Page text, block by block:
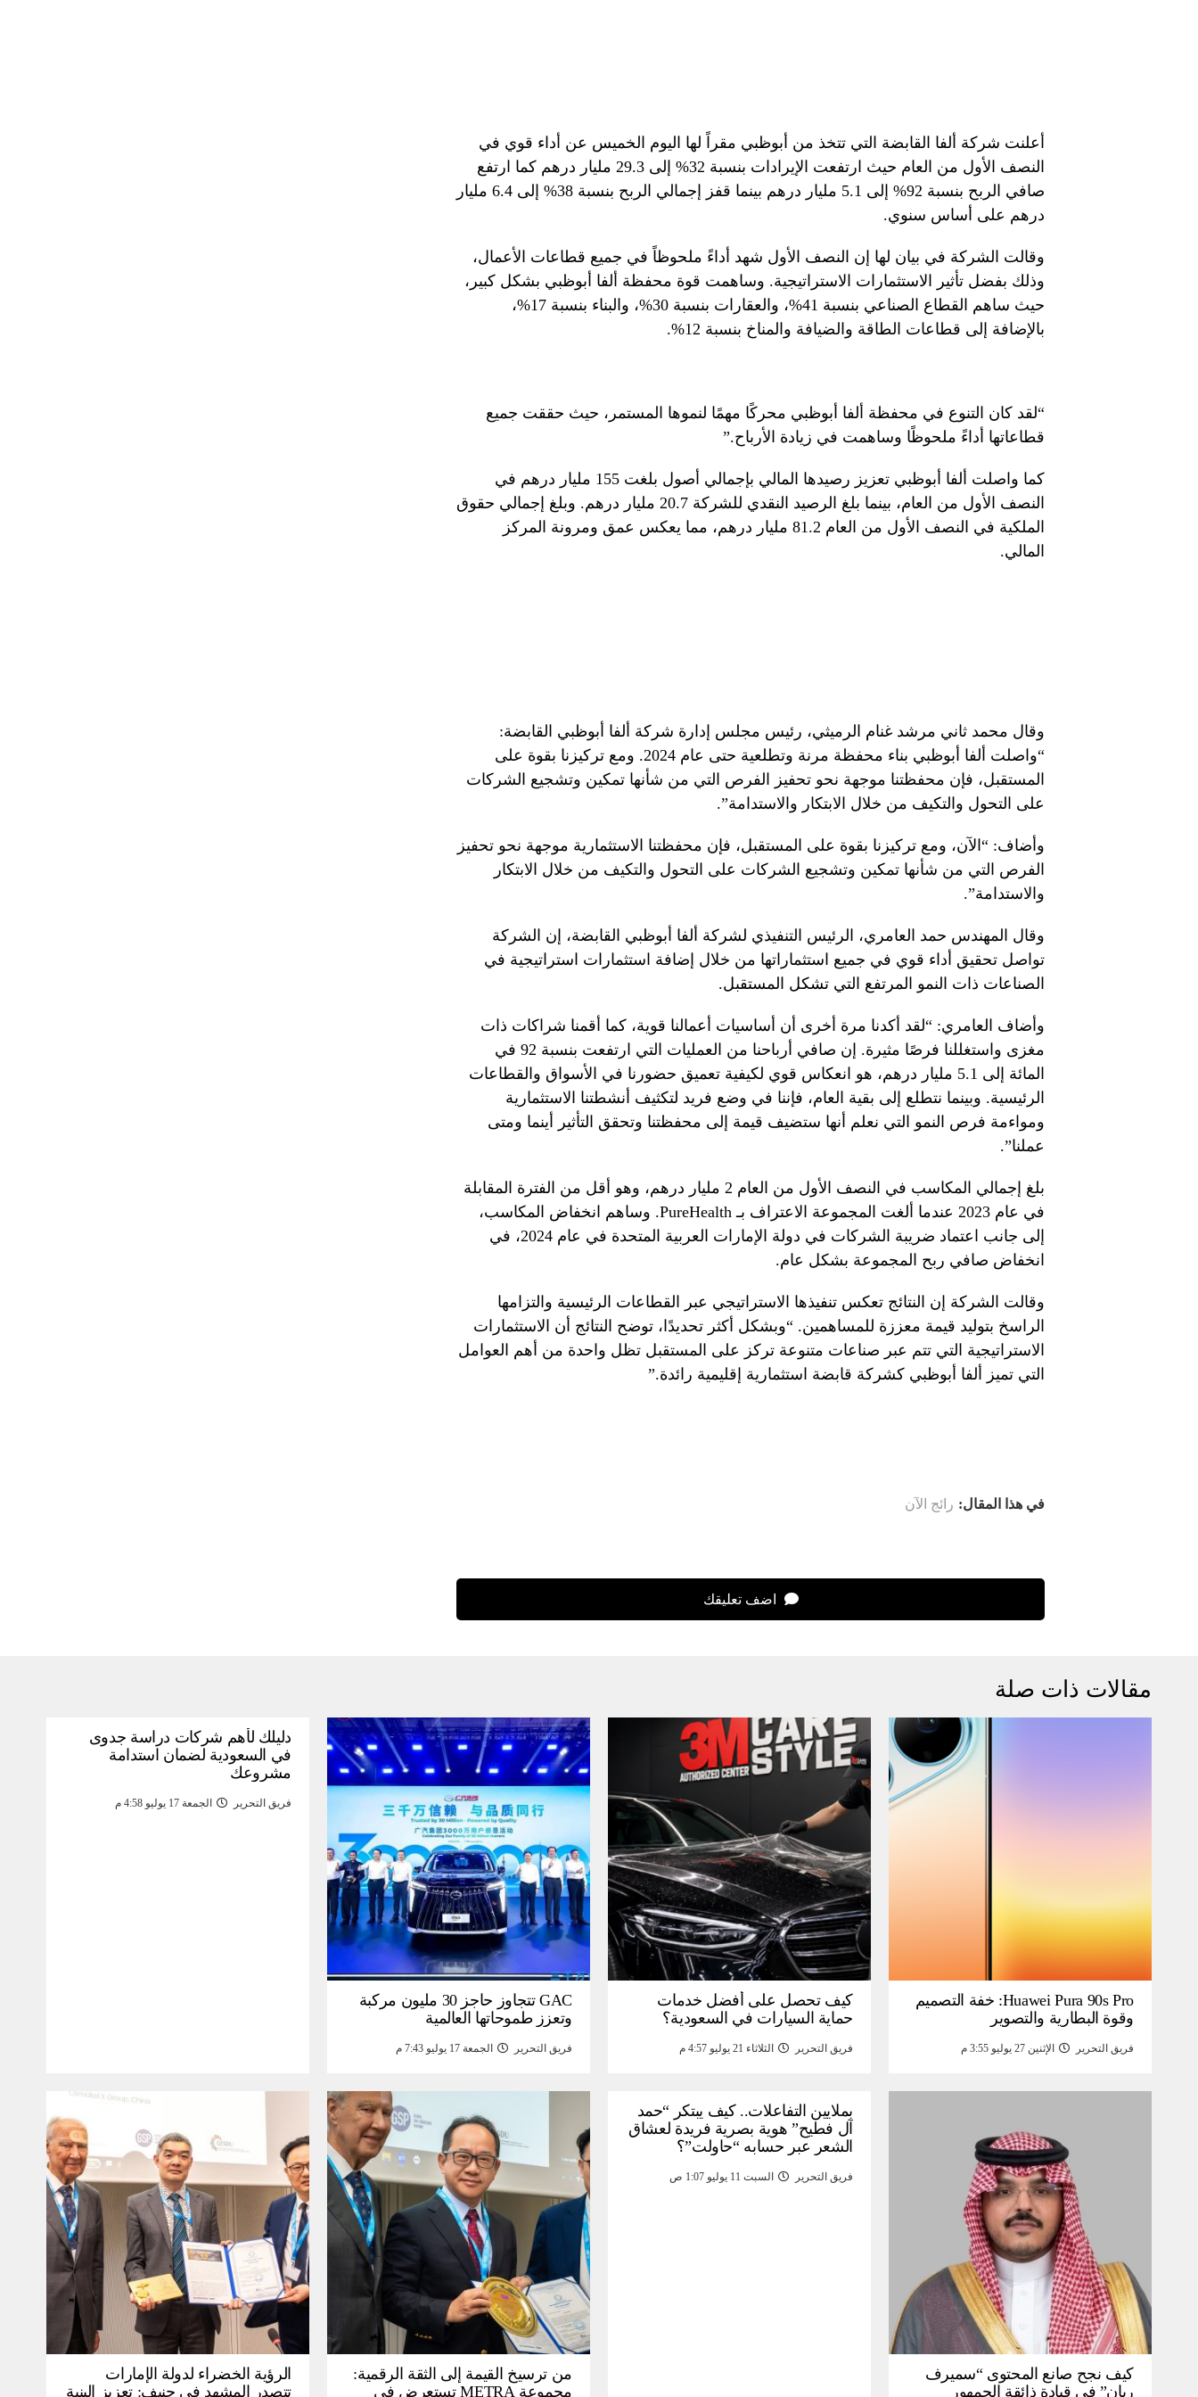
أعلنت شركة ألفا القابضة التي تتخذ من أبوظبي مقراً لها اليوم الخميس عن أداء قوي في
النصف الأول من العام حيث ارتفعت الإيرادات بنسبة 32% إلى 29.3 مليار درهم كما ارتفع
صافي الربح بنسبة 92% إلى 5.1 مليار درهم بينما قفز إجمالي الربح بنسبة 38% إلى 6.4 مليار
درهم على أساس سنوي.
وقالت الشركة في بيان لها إن النصف الأول شهد أداءً ملحوظاً في جميع قطاعات الأعمال،
وذلك بفضل تأثير الاستثمارات الاستراتيجية. وساهمت قوة محفظة ألفا أبوظبي بشكل كبير،
حيث ساهم القطاع الصناعي بنسبة 41%، والعقارات بنسبة 30%، والبناء بنسبة 17%،
بالإضافة إلى قطاعات الطاقة والضيافة والمناخ بنسبة 12%.
“لقد كان التنوع في محفظة ألفا أبوظبي محركًا مهمًا لنموها المستمر، حيث حققت جميع
قطاعاتها أداءً ملحوظًا وساهمت في زيادة الأرباح.”
كما واصلت ألفا أبوظبي تعزيز رصيدها المالي بإجمالي أصول بلغت 155 مليار درهم في
النصف الأول من العام، بينما بلغ الرصيد النقدي للشركة 20.7 مليار درهم. وبلغ إجمالي حقوق
الملكية في النصف الأول من العام 81.2 مليار درهم، مما يعكس عمق ومرونة المركز
المالي.
وقال محمد ثاني مرشد غنام الرميثي، رئيس مجلس إدارة شركة ألفا أبوظبي القابضة:
“واصلت ألفا أبوظبي بناء محفظة مرنة وتطلعية حتى عام 2024. ومع تركيزنا بقوة على
المستقبل، فإن محفظتنا موجهة نحو تحفيز الفرص التي من شأنها تمكين وتشجيع الشركات
على التحول والتكيف من خلال الابتكار والاستدامة”.
وأضاف: “الآن، ومع تركيزنا بقوة على المستقبل، فإن محفظتنا الاستثمارية موجهة نحو تحفيز
الفرص التي من شأنها تمكين وتشجيع الشركات على التحول والتكيف من خلال الابتكار
والاستدامة”.
وقال المهندس حمد العامري، الرئيس التنفيذي لشركة ألفا أبوظبي القابضة، إن الشركة
تواصل تحقيق أداء قوي في جميع استثماراتها من خلال إضافة استثمارات استراتيجية في
الصناعات ذات النمو المرتفع التي تشكل المستقبل.
وأضاف العامري: “لقد أكدنا مرة أخرى أن أساسيات أعمالنا قوية، كما أقمنا شراكات ذات
مغزى واستغللنا فرصًا مثيرة. إن صافي أرباحنا من العمليات التي ارتفعت بنسبة 92 في
المائة إلى 5.1 مليار درهم، هو انعكاس قوي لكيفية تعميق حضورنا في الأسواق والقطاعات
الرئيسية. وبينما نتطلع إلى بقية العام، فإننا في وضع فريد لتكثيف أنشطتنا الاستثمارية
ومواءمة فرص النمو التي نعلم أنها ستضيف قيمة إلى محفظتنا وتحقق التأثير أينما ومتى
عملنا”.
بلغ إجمالي المكاسب في النصف الأول من العام 2 مليار درهم، وهو أقل من الفترة المقابلة
في عام 2023 عندما ألغت المجموعة الاعتراف بـ PureHealth. وساهم انخفاض المكاسب،
إلى جانب اعتماد ضريبة الشركات في دولة الإمارات العربية المتحدة في عام 2024، في
انخفاض صافي ربح المجموعة بشكل عام.
وقالت الشركة إن النتائج تعكس تنفيذها الاستراتيجي عبر القطاعات الرئيسية والتزامها
الراسخ بتوليد قيمة معززة للمساهمين. “وبشكل أكثر تحديدًا، توضح النتائج أن الاستثمارات
الاستراتيجية التي تتم عبر صناعات متنوعة تركز على المستقبل تظل واحدة من أهم العوامل
التي تميز ألفا أبوظبي كشركة قابضة استثمارية إقليمية رائدة.”
في هذا المقال: رائج الآن
اضف تعليقك
مقالات ذات صلة
Huawei Pura 90s Pro: خفة التصميم
وقوة البطارية والتصوير
فريق التحرير الإثنين 27 يوليو 3:55 م
كيف تحصل على أفضل خدمات
حماية السيارات في السعودية؟
فريق التحرير الثلاثاء 21 يوليو 4:57 م
GAC تتجاوز حاجز 30 مليون مركبة
وتعزز طموحاتها العالمية
فريق التحرير الجمعة 17 يوليو 7:43 م
دليلك لأهم شركات دراسة جدوى
في السعودية لضمان استدامة
مشروعك
فريق التحرير الجمعة 17 يوليو 4:58 م
كيف نجح صانع المحتوى “سميرف
ريان” في قيادة ذائقة الجمهور
بملايين التفاعلات.. كيف يبتكر “حمد
آل فطيح” هوية بصرية فريدة لعشاق
الشعر عبر حسابه “حاولت”؟
فريق التحرير السبت 11 يوليو 1:07 ص
من ترسيخ القيمة إلى الثقة الرقمية:
مجموعة METRA تستعرض في
الرؤية الخضراء لدولة الإمارات
تتصدر المشهد في جنيف: تعزيز البنية